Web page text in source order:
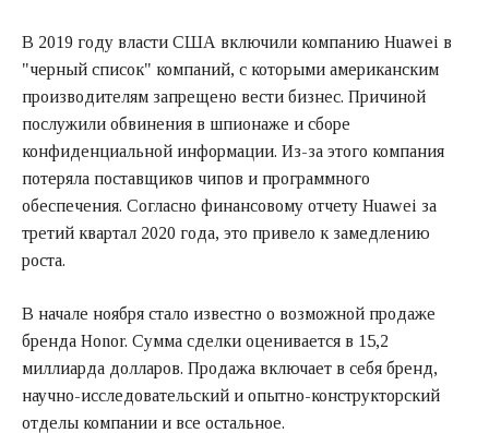
В 2019 году власти США включили компанию Huawei в
"черный список" компаний, с которыми американским
производителям запрещено вести бизнес. Причиной
послужили обвинения в шпионаже и сборе
конфиденциальной информации. Из-за этого компания
потеряла поставщиков чипов и программного
обеспечения. Согласно финансовому отчету Huawei за
третий квартал 2020 года, это привело к замедлению
роста.
В начале ноября стало известно о возможной продаже
бренда Honor. Сумма сделки оценивается в 15,2
миллиарда долларов. Продажа включает в себя бренд,
научно-исследовательский и опытно-конструкторский
отделы компании и все остальное.